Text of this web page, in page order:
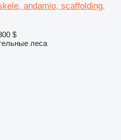
andamio, scaffolding,
$
леса